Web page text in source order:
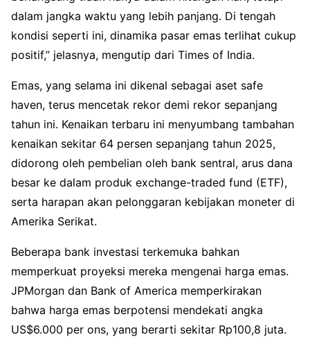
dalam jangka waktu yang lebih panjang. Di tengah
kondisi seperti ini, dinamika pasar emas terlihat cukup
positif,” jelasnya, mengutip dari Times of India.
Emas, yang selama ini dikenal sebagai aset safe
haven, terus mencetak rekor demi rekor sepanjang
tahun ini. Kenaikan terbaru ini menyumbang tambahan
kenaikan sekitar 64 persen sepanjang tahun 2025,
didorong oleh pembelian oleh bank sentral, arus dana
besar ke dalam produk exchange-traded fund (ETF),
serta harapan akan pelonggaran kebijakan moneter di
Amerika Serikat.
Beberapa bank investasi terkemuka bahkan
memperkuat proyeksi mereka mengenai harga emas.
JPMorgan dan Bank of America memperkirakan
bahwa harga emas berpotensi mendekati angka
US$6.000 per ons, yang berarti sekitar Rp100,8 juta.